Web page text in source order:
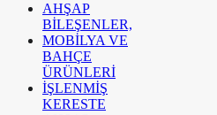
AHŞAP
BİLEŞENLER,
MOBİLYA VE
BAHÇE
ÜRÜNLERİ
İŞLENMİŞ
KERESTE